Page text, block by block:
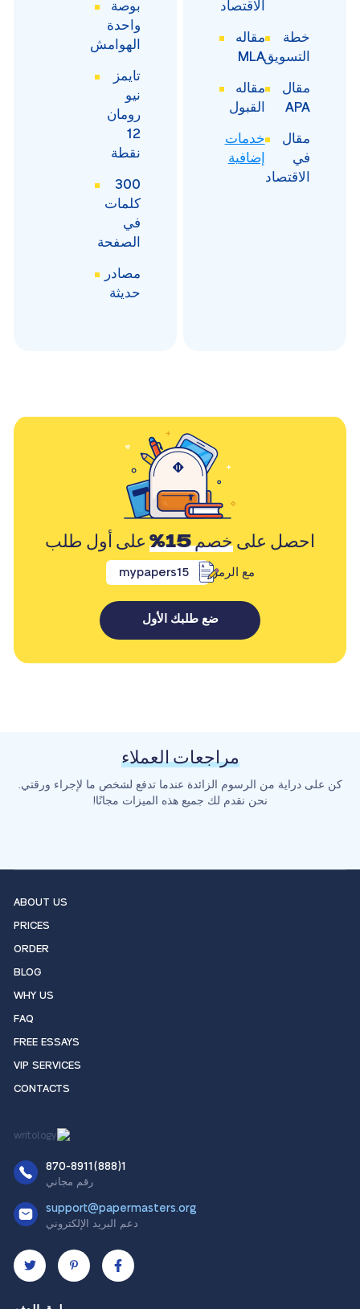
الاقتصاد
خطة
التسويق
مقاله
MLA
مقال
APA
مقاله
القبول
مقال
في
الاقتصاد
خدمات
إضافية
بوصة
واحدة
الهوامش
تايمز
نيو
رومان
12
نقطة
300
كلمات
في
الصفحة
مصادر
حديثة
احصل علىخصم 15% على أول طلب
مع الرمز mypapers15
ضع طلبك الأول
مراجعات العملاء
كن على دراية من الرسوم الزائدة عندما تدفع لشخص ما لإجراء ورقتي.
نحن نقدم لك جميع هذه الميزات مجانًا!
ABOUT US
PRICES
ORDER
BLOG
WHY US
FAQ
FREE ESSAYS
VIP SERVICES
CONTACTS
1(888)870-8911
رقم مجاني
support@papermasters.org
دعم البريد الإلكتروني